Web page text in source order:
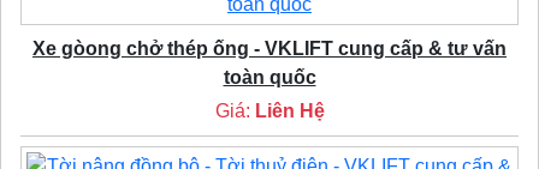
Xe gòong chở thép ống - VKLIFT cung cấp & tư vấn
toàn quốc
Giá: Liên Hệ